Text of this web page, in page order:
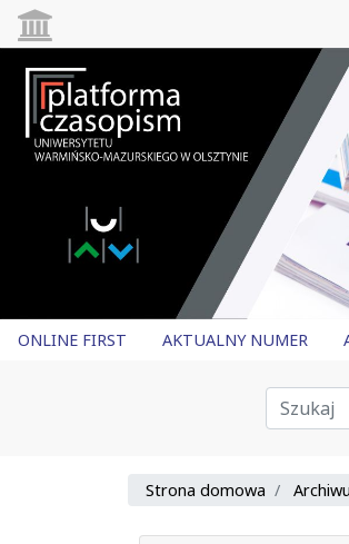
ONLINE FIRST AKTUALNY NUMER
Strona domowa